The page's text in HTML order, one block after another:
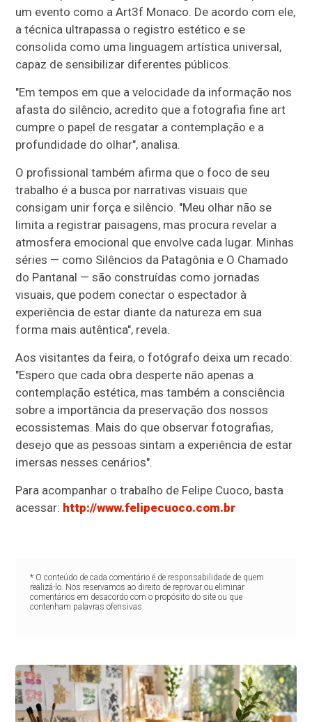
um evento como a Art3f Monaco. De acordo com ele,
a técnica ultrapassa o registro estético e se
consolida como uma linguagem artística universal,
capaz de sensibilizar diferentes públicos.
"Em tempos em que a velocidade da informação nos
afasta do silêncio, acredito que a fotografia fine art
cumpre o papel de resgatar a contemplação e a
profundidade do olhar", analisa.
O profissional também afirma que o foco de seu
trabalho é a busca por narrativas visuais que
consigam unir força e silêncio. "Meu olhar não se
limita a registrar paisagens, mas procura revelar a
atmosfera emocional que envolve cada lugar. Minhas
séries — como Silêncios da Patagônia e O Chamado
do Pantanal — são construídas como jornadas
visuais, que podem conectar o espectador à
experiência de estar diante da natureza em sua
forma mais autêntica", revela.
Aos visitantes da feira, o fotógrafo deixa um recado:
"Espero que cada obra desperte não apenas a
contemplação estética, mas também a consciência
sobre a importância da preservação dos nossos
ecossistemas. Mais do que observar fotografias,
desejo que as pessoas sintam a experiência de estar
imersas nesses cenários".
Para acompanhar o trabalho de Felipe Cuoco, basta
acessar: http://www.felipecuoco.com.br
* O conteúdo de cada comentário é de responsabilidade de quem
realizá-lo. Nos reservamos ao direito de reprovar ou eliminar
comentários em desacordo com o propósito do site ou que
contenham palavras ofensivas.